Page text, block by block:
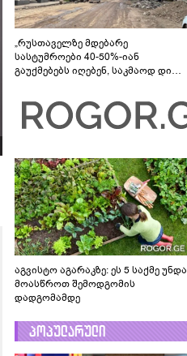
„რუსთაველზე მდებარე
სასტუმროები 40-50%-იან
გაუქმებებს იღებენ, საკმაოდ დიდი
შეხვდებოდა“
აგვისტო აგარაკზე: ეს 5 საქმე უნდა
მოასწროთ შემოდგომის
დადგომამდე
პოპულარული